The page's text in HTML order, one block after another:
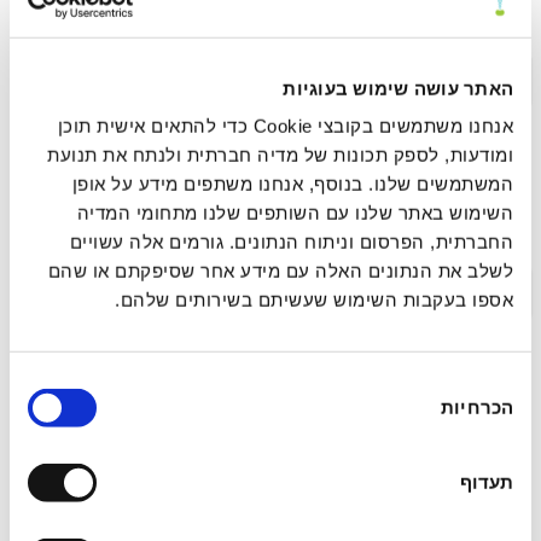
האתר עושה שימוש בעוגיות
אנחנו משתמשים בקובצי Cookie כדי להתאים אישית תוכן
ומודעות, לספק תכונות של מדיה חברתית ולנתח את תנועת
המשתמשים שלנו. בנוסף, אנחנו משתפים מידע על אופן
השימוש באתר שלנו עם השותפים שלנו מתחומי המדיה
החברתית, הפרסום וניתוח הנתונים. גורמים אלה עשויים
לשלב את הנתונים האלה עם מידע אחר שסיפקתם או שהם
אספו בעקבות השימוש שעשיתם בשירותים שלהם.
הסכמה
הכרחיות
תעדוף
נוירו־אינטגרטיבית
עיבוד ושחרור רגשי מהיר (FEEL): מסגרת סומטית
להשלמת מעגל הסטרס בפחד הקשור לטראומה
תקציר >
ההשפעה המיטיבה של חוויות פסיכדליות אקוטיות
על רגש ומיינדפולנס בחיי היומיום בשלב